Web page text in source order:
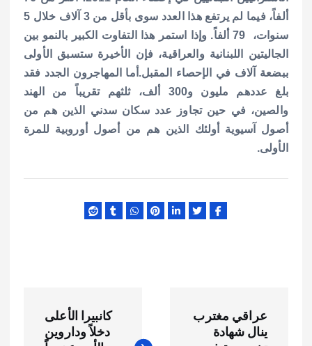
ألفاً، فيما لم يرتفع هذا العدد سوى بأقل من 3 آلاف خلال 5
سنوات، 79 ألفاً. وإذا استمر هذا التفاوت الكبير بالنمو بين
الجاليتين اللبنانية والعراقية، فإن الأخيرة ستسبق الأولى
ببضعة آلاف في الإحصاء المقبل. أما المهاجرون الجدد فقد
بلغ عددهم مليون و300 ألف، ثلثهم تقريباً من الهند
والصين، في حين تجاوز عدد سكان سدني الذين هم من
أصول آسيوية أولئك الذين هم من أصول أوروبية للمرة
الأولى.
ص
عراقي مغترب
ينال شهادة
كانبيرا الأعلى
دخلاً وداروين